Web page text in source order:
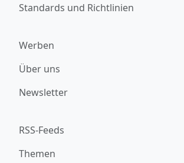
Standards und Richtlinien
Werben
Über uns
Newsletter
RSS-Feeds
Themen